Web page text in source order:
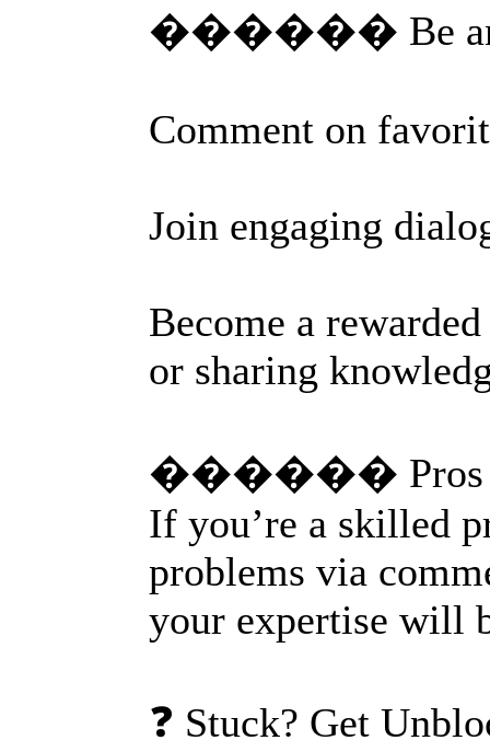
������ Be an
Comment on
Join engaging
Become a
or sharing
������ Pros
If you’re a skilled
problems via
your expertise will
❓ Stuck? Get